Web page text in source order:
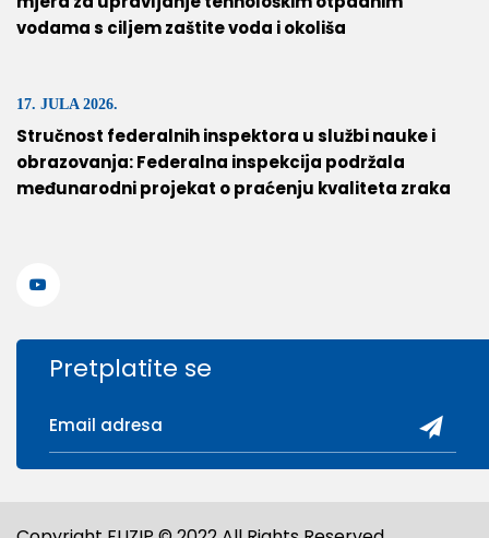
vodama s ciljem zaštite voda i okoliša
17. JULA 2026.
Stručnost federalnih inspektora u službi nauke i
obrazovanja: Federalna inspekcija podržala
međunarodni projekat o praćenju kvaliteta zraka
Pretplatite se